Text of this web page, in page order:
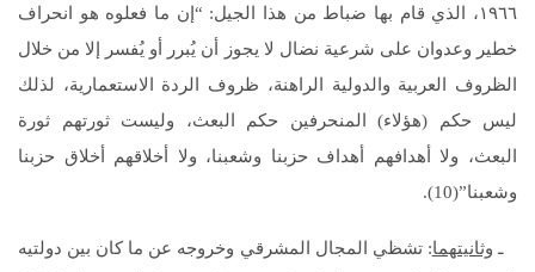
١٩٦٦، الذي قام بها ضباط من هذا الجيل: “إن ما فعلوه هو انحراف
خطير وعدوان على شرعية نضال لا يجوز أن يُبرر أو يُفسر إلا من خلال
الظروف العربية والدولية الراهنة، ظروف الردة الاستعمارية، لذلك
ليس حكم (هؤلاء) المنحرفين حكم البعث، وليست ثورتهم ثورة
البعث، ولا أهدافهم أهداف حزبنا وشعبنا، ولا أخلاقهم أخلاق حزبنا
وشعبنا”(10).
ـ وثانيتهما: تشظي المجال المشرقي وخروجه عن ما كان بين دولتيه